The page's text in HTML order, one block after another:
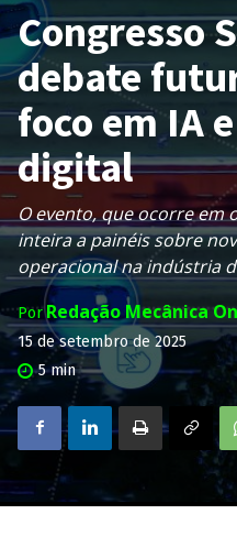
Congresso
debate
foco em IA
digital
O evento, que ocorre em
inteira a painéis sobre
operacional na indústria
PorRedação Mecânica
15 de setembro de 2025
5min